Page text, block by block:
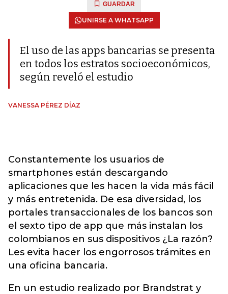
GUARDAR
UNIRSE A WHATSAPP
El uso de las apps bancarias se presenta
en todos los estratos socioeconómicos,
según reveló el estudio
VANESSA PÉREZ DÍAZ
Constantemente los usuarios de
smartphones están descargando
aplicaciones que les hacen la vida más fácil
y más entretenida. De esa diversidad, los
portales transaccionales de los bancos son
el sexto tipo de app que más instalan los
colombianos en sus dispositivos ¿La razón?
Les evita hacer los engorrosos trámites en
una oficina bancaria.
En un estudio realizado por Brandstrat y